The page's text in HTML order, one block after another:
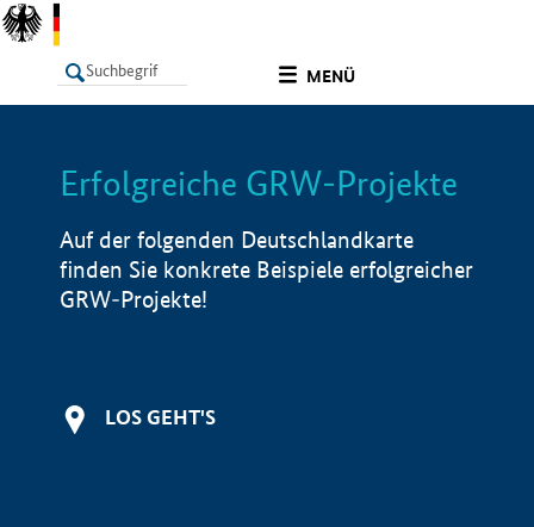
MENÜ
LISTE Info
Erfolgreiche GRW-Projekte
Auf der folgenden Deutschlandkarte
finden Sie konkrete Beispiele erfolgreicher
GRW-Projekte!
LOS GEHT'S